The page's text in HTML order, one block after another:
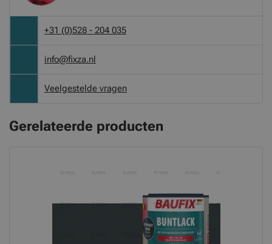
+31 (0)528 - 204 035
info@fixza.nl
Veelgestelde vragen
Gerelateerde producten